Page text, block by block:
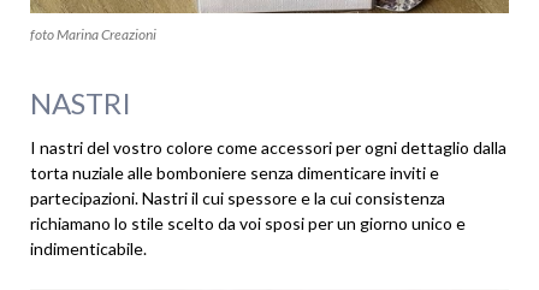
foto Marina Creazioni
NASTRI
I nastri del vostro colore come accessori per ogni dettaglio dalla
torta nuziale alle bomboniere senza dimenticare inviti e
partecipazioni. Nastri il cui spessore e la cui consistenza
richiamano lo stile scelto da voi sposi per un giorno unico e
indimenticabile.